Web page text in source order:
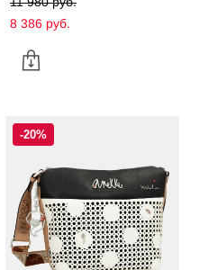
8 386 pуб.
-20%